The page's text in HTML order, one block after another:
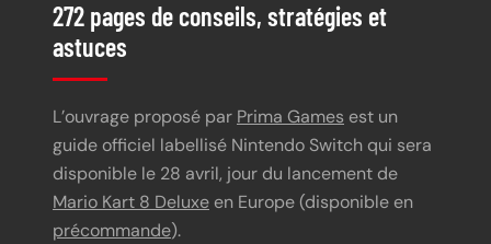
272 pages de conseils, stratégies et
astuces
L’ouvrage proposé par Prima Games est un
guide officiel labellisé Nintendo Switch qui sera
disponible le 28 avril, jour du lancement de
Mario Kart 8 Deluxe en Europe (disponible en
précommande).